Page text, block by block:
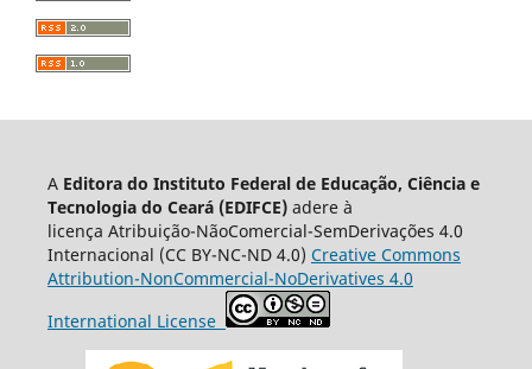
A Editora do Instituto Federal de Educação, Ciência e
Tecnologia do Ceará (EDIFCE)adere à
licença Atribuição-NãoComercial-SemDerivações 4.0
Internacional (CC BY-NC-ND 4.0) Creative Commons
Attribution-NonCommercial-NoDerivatives 4.0
International License